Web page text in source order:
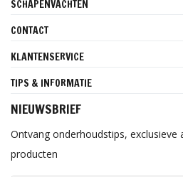
SCHAPENVACHTEN
CONTACT
KLANTENSERVICE
TIPS & INFORMATIE
NIEUWSBRIEF
Ontvang onderhoudstips, exclusieve
producten